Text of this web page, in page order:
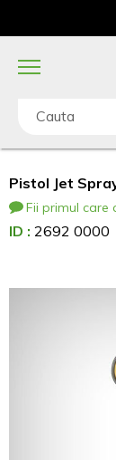
Cauta
Pistol Jet
Fii primul care
ID : 2692 0000